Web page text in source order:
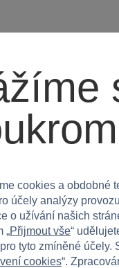
cookies a obdobné
účely analýzy
o užívání našich
„Přijmout vše“
tyto zmíněné účely.
cookies“.